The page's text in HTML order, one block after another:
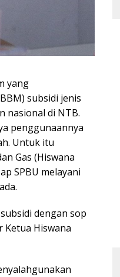
yang
subsidi jenis
nasional di NTB.
penggunaannya
Untuk itu
Gas (Hiswana
SPBU melayani
dengan sop
Ketua Hiswana